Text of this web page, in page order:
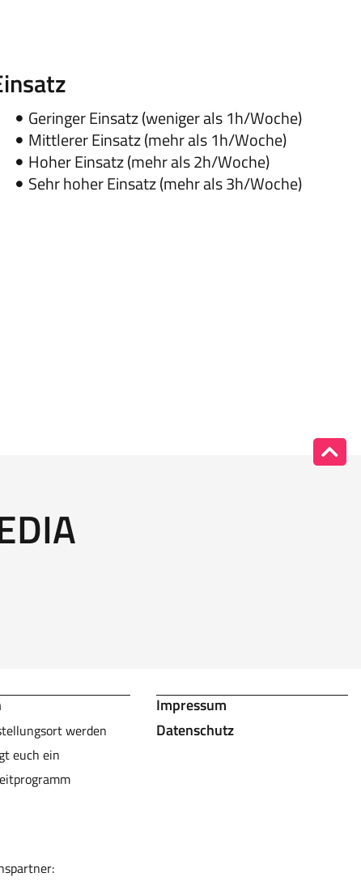
Geringer Einsatz (weniger als 1h/Woche)
Mittlerer Einsatz (mehr als 1h/Woche)
Hoher Einsatz (mehr als 2h/Woche)
Sehr hoher Einsatz (mehr als 3h/Woche)
werden
euch ein
Impressum
Datenschutz